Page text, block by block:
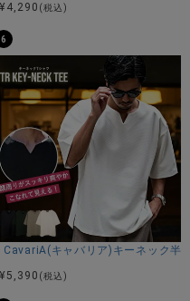
¥ 4,290 (税込)
ーパーストレッチバンドカラー
6
CavariA(キャバリア)キーネック半
¥ 5,390 (税込)